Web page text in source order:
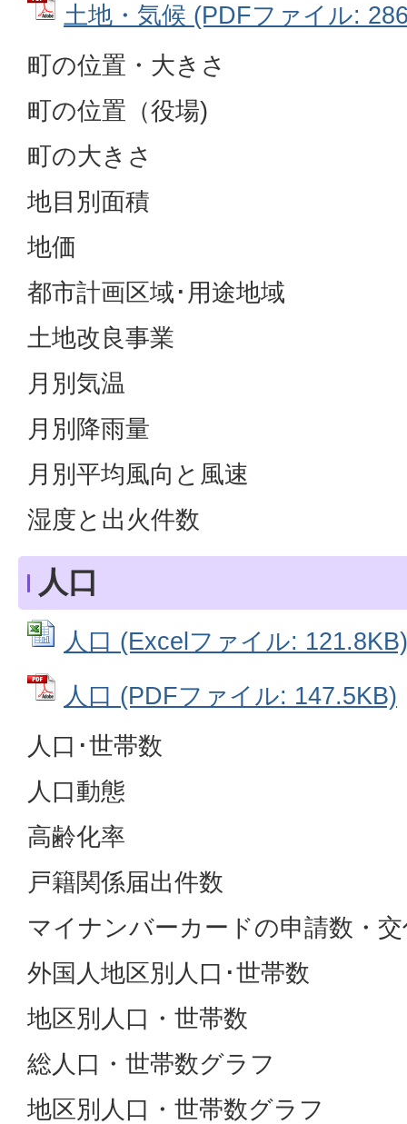
土地・気候 (PDFファイル:
町の位置・大きさ
町の位置（役場)
町の大きさ
地目別面積
地価
都市計画区域･用途地域
土地改良事業
月別気温
月別降雨量
月別平均風向と風速
湿度と出火件数
人口
人口 (Excelファイル: 121.8KB)
人口 (PDFファイル: 147.5KB)
人口･世帯数
人口動態
高齢化率
戸籍関係届出件数
マイナンバーカードの申請数・
外国人地区別人口･世帯数
地区別人口・世帯数
総人口・世帯数グラフ
地区別人口・世帯数グラフ